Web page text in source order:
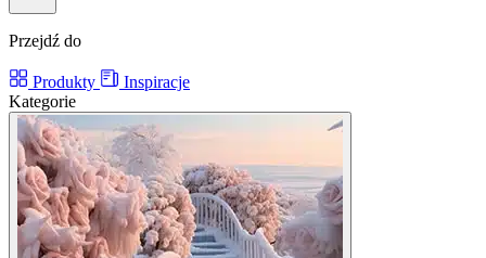
Przejdź do
Produkty
Inspiracje
Kategorie